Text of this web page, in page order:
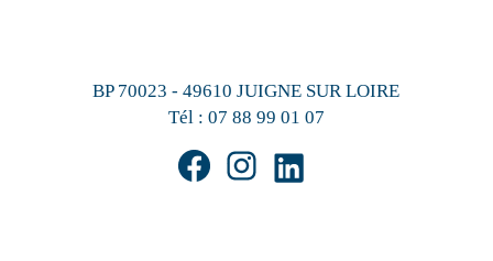
BP 70023 - 49610 JUIGNE SUR LOIRE
Tél : 07 88 99 01 07